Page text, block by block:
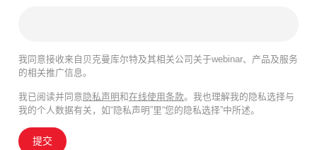
我同意接收来自贝克曼库尔特及其相关公司关于webinar、产品及服务
的相关推广信息。
我已阅读并同意 隐私声明和在线使用条款。我也理解我的隐私选择与
我的个人数据有关，如“隐私声明”里“您的隐私选择”中所述。
提交